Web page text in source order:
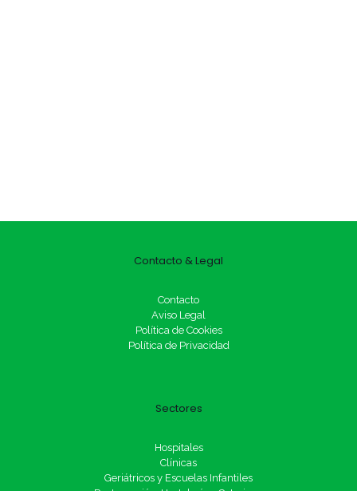
Contacto & Legal
Contacto
Aviso Legal
Política de Cookies
Política de Privacidad
Sectores
Hospitales
Clínicas
Geriátricos y Escuelas Infantiles